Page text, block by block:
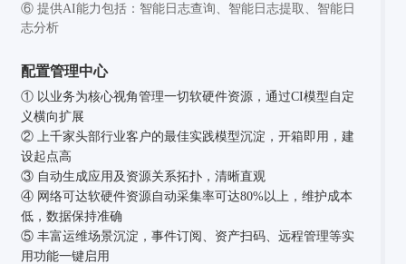
⑥ 提供AI能力包括：智能日志查询、智能日志提取、智能日
志分析
配置管理中心
① 以业务为核心视角管理一切软硬件资源，通过CI模型自定
义横向扩展
② 上千家头部行业客户的最佳实践模型沉淀，开箱即用，建
设起点高
③ 自动生成应用及资源关系拓扑，清晰直观
④ 网络可达软硬件资源自动采集率可达80%以上，维护成本
低，数据保持准确
⑤ 丰富运维场景沉淀，事件订阅、资产扫码、远程管理等实
用功能一键启用